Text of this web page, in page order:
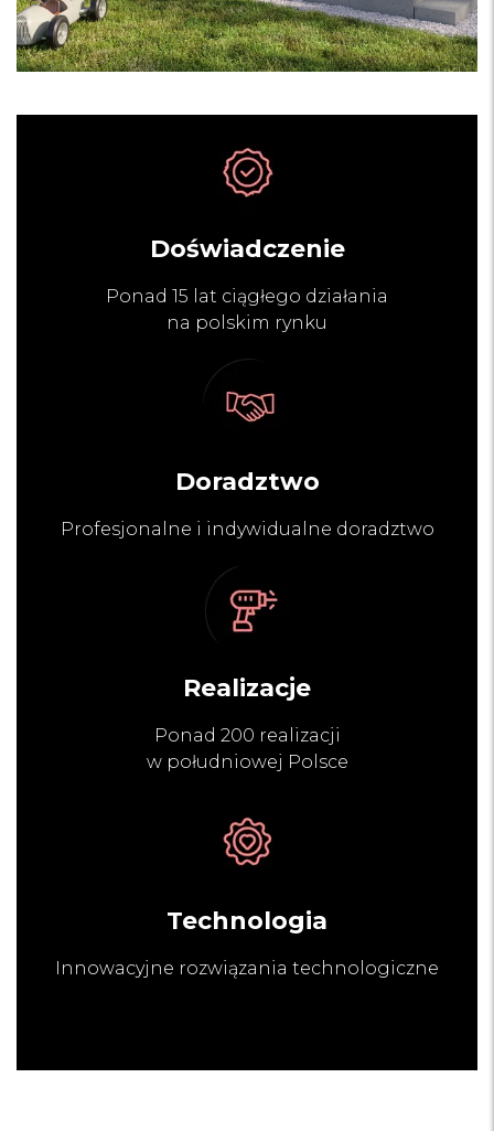
Doświadczenie
Ponad 15 lat ciągłego działania
na polskim rynku
Doradztwo
Profesjonalne i indywidualne doradztwo
Realizacje
Ponad 200 realizacji
w południowej Polsce
Technologia
Innowacyjne rozwiązania technologiczne